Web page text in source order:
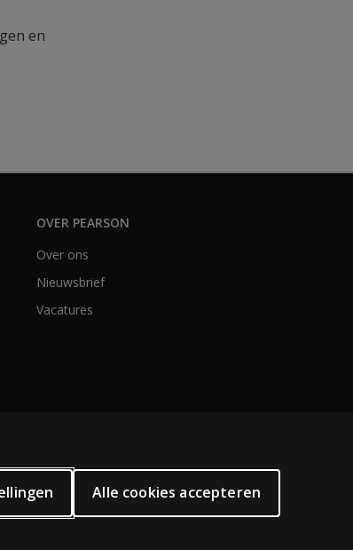
en
OVER PEARSON
Over ons
Nieuwsbrief
Vacatures
Alle cookies accepteren